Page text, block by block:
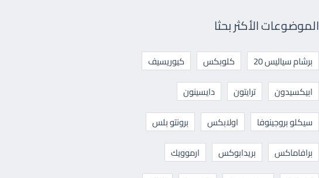
الموضوعات الأكثر بحثا
برشام سياليس 20 كلوبكس
كيوريسيف
ابيكسيدون
ترايتون
دايسينون
سيكلو بروجينوفا
اولابكس
برونتو بلس
برافاماكس
بريدابوكس
ارموويك